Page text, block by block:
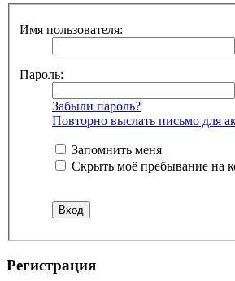
Имя пользователя:
Пароль:
Забыли пароль?
Повторно выслать письмо для
Запомнить меня
Скрыть моё пребывание на
Регистрация